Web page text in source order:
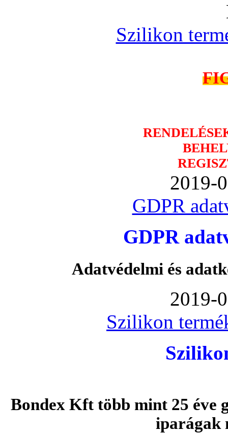
Szilikon
2019-
GDPR
GDPR
Adatvédelmi és
2019-
Szilikon
Bondex Kft több mint 25 éve
iparágak